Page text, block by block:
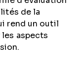
de la
rend un outil
aspects